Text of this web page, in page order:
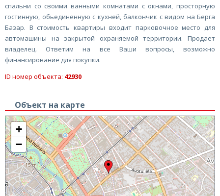
спальни со своими ванными комнатами с окнами, просторную
гостинную, обьединенную с кухней, балкончик с видом на Берга
Базар. В стоимость квартиры входит парковочное место для
автомашины на закрытой охраняемой территории. Продает
владелец. Ответим на все Ваши вопросы, возможно
финансирование для покупки.
ID номер объекта: 42930
Объект на карте
+
−